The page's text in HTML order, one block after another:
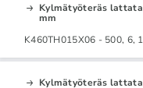
Kylmätyöteräs
mm
K460TH015X06 - 500, 6,
Kylmätyöteräs